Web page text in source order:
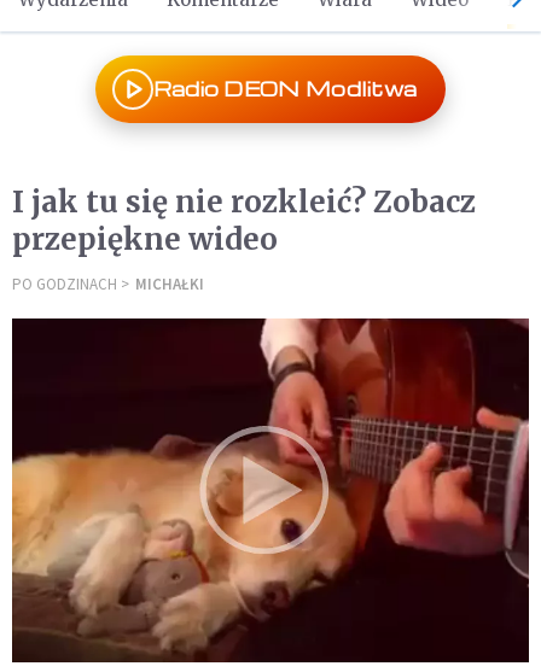
Radio DEON Modlitwa
I jak tu się nie rozkleić? Zobacz
przepiękne wideo
PO GODZINACH MICHAŁKI